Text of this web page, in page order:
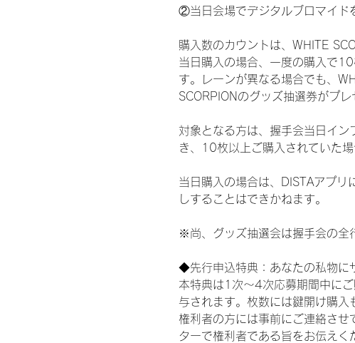
②当日会場でデジタルブロマイド
購入数のカウントは、WHITE
当日購入の場合、一度の購入で
す。レーンが異なる場合でも、
SCORPIONのグッズ抽選券がプ
対象となる方は、握手会当日イン
き、10枚以上ご購入されていた
当日購入の場合は、DISTAアプ
しすることはできかねます。
※尚、グッズ抽選会は握手会の全
◆先行申込特典：あなたの私物に
本特典は1次〜4次応募期間中に
与されます。枚数には鍵開け購入
権利者の方には事前にご連絡さ
ターで権利者である旨をお伝えく